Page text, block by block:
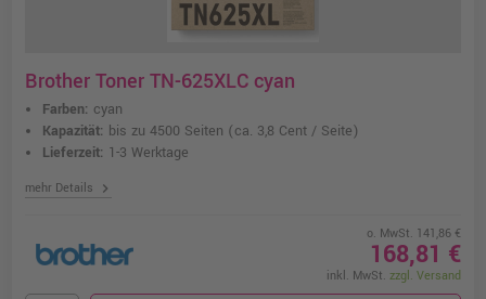
Brother Toner TN-625XLC cyan
Farben: cyan
Kapazität: bis zu 4500 Seiten (ca. 3,8 Cent / Seite)
Lieferzeit: 1-3 Werktage
mehr Details chevron_right
o. MwSt. 141,86 €
168,81 €
inkl. MwSt. zzgl. Versand